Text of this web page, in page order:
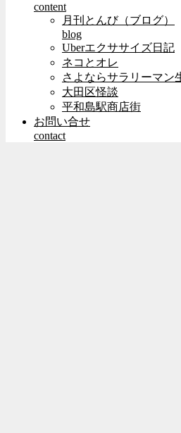
content
月刊とんび（ブログ）
blog
Uberエクササイズ日記
ネコとオレ
さよならサラリーマン
大田区怪談
平和島駅商店街
お問い合せ
contact